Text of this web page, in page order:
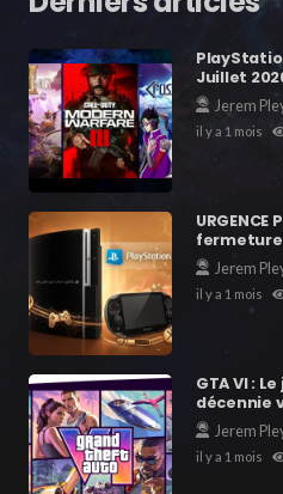
Juillet
Jerem
il y a 1 mois
URGENCE
fermeture
Jerem
il y a 1 mois
GTA VI :
décennie
Jerem
il y a 1 mois